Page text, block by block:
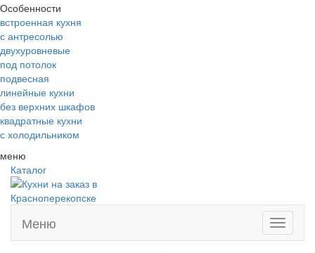
Особенности
встроенная кухня
с антресолью
двухуровневые
под потолок
подвесная
линейные кухни
без верхних шкафов
квадратные кухни
с холодильником
меню
Каталог
Toggle
Меню